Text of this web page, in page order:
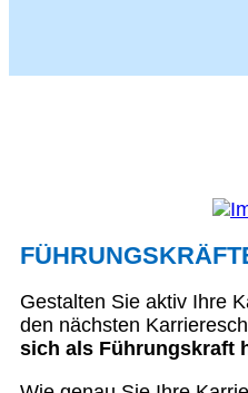
Gestalten Sie aktiv Ihre
den nächsten
sich als Führungskraft